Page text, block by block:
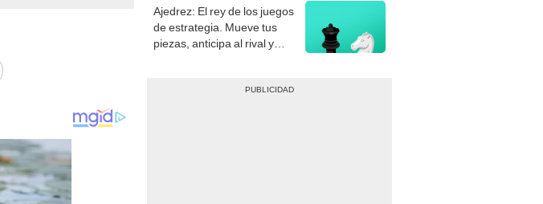
Ajedrez: El rey de los juegos
de estrategia. Mueve tus
piezas, anticipa al rival y